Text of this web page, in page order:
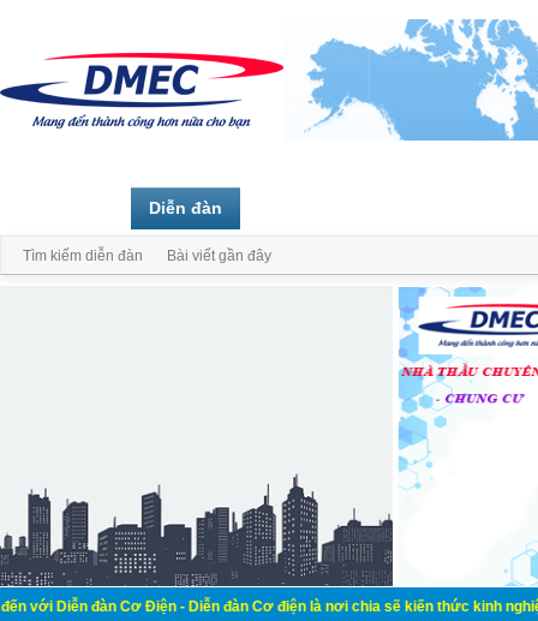
đàn Cơ Điện - Diễn đàn Cơ điện là nơi chia sẽ kiến thức kinh nghiệm
Diễn đàn
Tìm kiếm diễn đàn Bài viết gần đây